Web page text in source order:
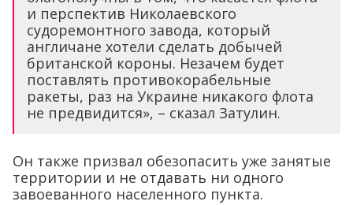
и перспектив Николаевского
судоремонтного завода, который
англичане хотели сделать добычей
британской короны. Незачем будет
поставлять противокорабельные
ракеты, раз на Украине никакого флота
не предвидится», – сказал Затулин.
Он также призвал обезопасить уже занятые
территории и не отдавать ни одного
завоеванного населенного пункта.